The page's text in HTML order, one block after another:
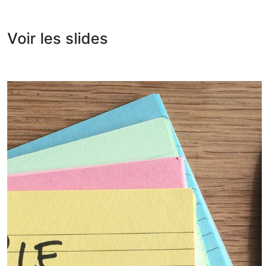
Voir les slides